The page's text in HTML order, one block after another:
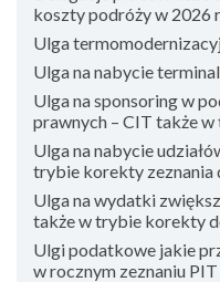
koszty podróży w 2026
Ulga
Ulga na nabycie
Ulga na sponsoring w
prawnych – CIT także
Ulga na nabycie
trybie korekty zeznania
Ulga na wydatki
także w trybie korekty
Ulgi podatkowe jakie
w rocznym zeznaniu PIT